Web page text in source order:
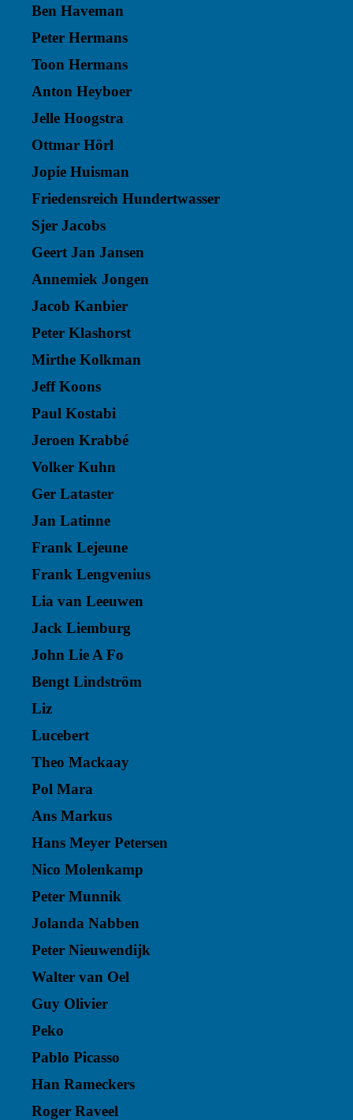
Ben Haveman
Peter Hermans
Toon Hermans
Anton Heyboer
Jelle Hoogstra
Ottmar Hörl
Jopie Huisman
Friedensreich Hundertwasser
Sjer Jacobs
Geert Jan Jansen
Annemiek Jongen
Jacob Kanbier
Peter Klashorst
Mirthe Kolkman
Jeff Koons
Paul Kostabi
Jeroen Krabbé
Volker Kuhn
Ger Lataster
Jan Latinne
Frank Lejeune
Frank Lengvenius
Lia van Leeuwen
Jack Liemburg
John Lie A Fo
Bengt Lindström
Liz
Lucebert
Theo Mackaay
Pol Mara
Ans Markus
Hans Meyer Petersen
Nico Molenkamp
Peter Munnik
Jolanda Nabben
Peter Nieuwendijk
Walter van Oel
Guy Olivier
Peko
Pablo Picasso
Han Rameckers
Roger Raveel